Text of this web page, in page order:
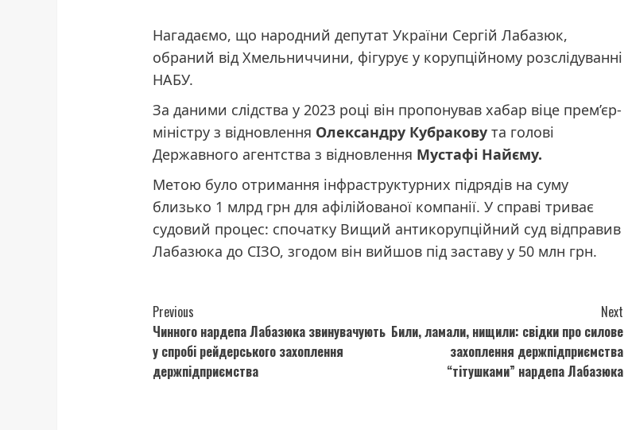
Нагадаємо, що народний депутат України Сергій Лабазюк,
обраний від Хмельниччини, фігурує у корупційному розслідуванні
НАБУ.
За даними слідства у 2023 році він пропонував хабар віце прем’єр-
міністру з відновлення Олександру Кубраковута голові
Державного агентства з відновлення Мустафі Найєму.
Метою було отримання інфраструктурних підрядів на суму
близько 1 млрд грн для афілійованої компанії. У справі триває
судовий процес: спочатку Вищий антикорупційний суд відправив
Лабазюка до СІЗО, згодом він вийшов під заставу у 50 млн грн.
Continue
Reading
Previous
Чинного нардепа Лабазюка звинувачують
у спробі рейдерського захоплення
держпідприємства
Next
Били, ламали, нищили: свідки про силове
захоплення держпідприємства
“тітушками” нардепа Лабазюка